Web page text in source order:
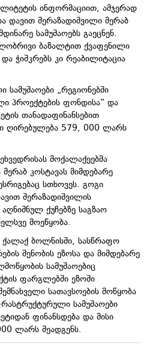
ინფორმაციით, ამჯერად
დავით შერაზადიშვილი მერაბ
სამუშაოებს გაეცნენ.
ბაზალტით ქვაფენილი
ჭიშკრებს კი რეაბილიტაცია
„რეგიონებში
პროექტების ფონდისა“ და
თანადაფინანსებით
ღირებულება 579, 000 ლარს
მოქალაქეებმა
კოსტავას მიმდებარე
სთხოვეს. გოგი
შერაზადიშვილის
ქუჩებზე საგზაო
მოეწყობა.
ქალაქ ბოლნისში, სასწრაფო
შენობის ეზოსა და მიმდებარე
სამუშაოებიც
ფარგლებში ეზოში
სათავსოების მოწყობა
სამუშაოები
ფინანსდება და მისი
ლარს შეადგენს.